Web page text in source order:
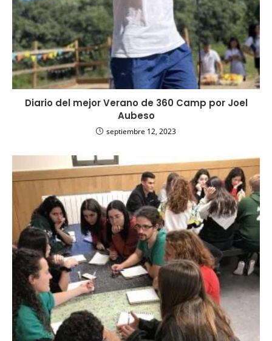
Diario del mejor Verano de 360 Camp por Joel
Aubeso
septiembre 12, 2023